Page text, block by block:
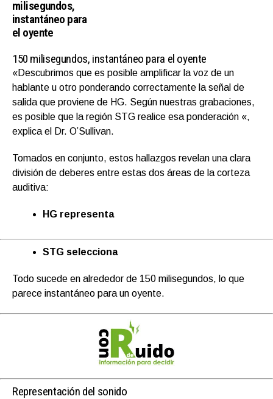
milisegundos,
instantáneo para
el oyente
150 milisegundos, instantáneo para el oyente
«Descubrimos que es posible amplificar la voz de un
hablante u otro ponderando correctamente la señal de
salida que proviene de HG. Según nuestras grabaciones,
es posible que la región STG realice esa ponderación «,
explica el Dr. O’Sullivan.
Tomados en conjunto, estos hallazgos revelan una clara
división de deberes entre estas dos áreas de la corteza
auditiva:
HG representa
STG selecciona
Todo sucede en alrededor de 150 milisegundos, lo que
parece instantáneo para un oyente.
Representación del sonido